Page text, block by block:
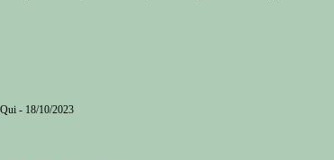
- 18/10/2023